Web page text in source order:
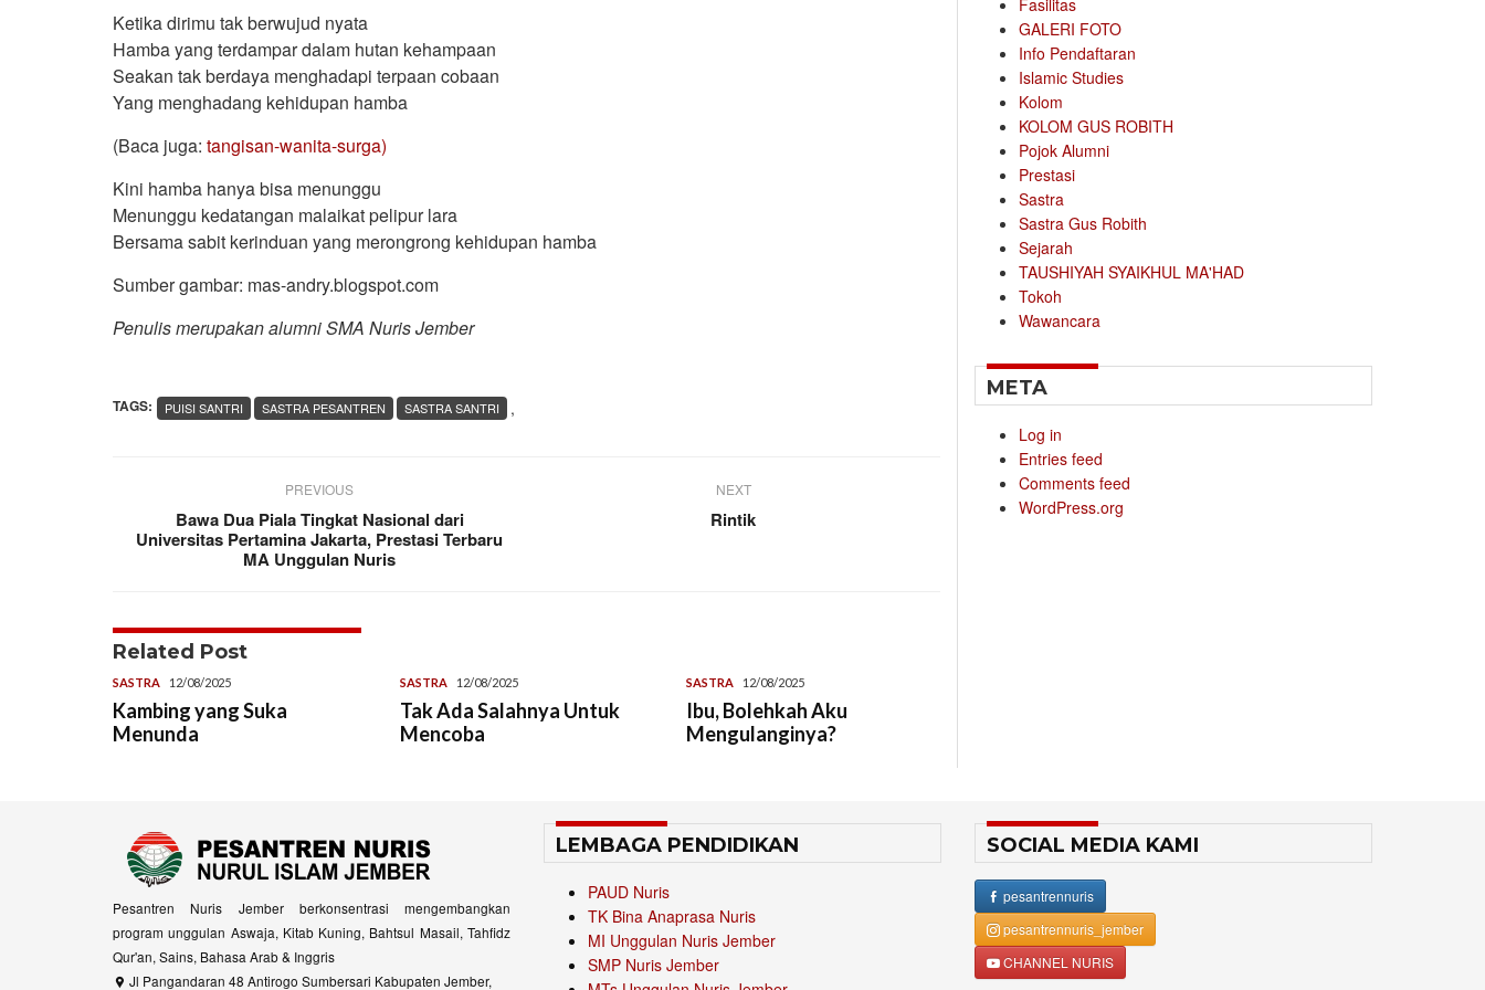
Ketika dirimu tak berwujud nyata
Hamba yang terdampar dalam hutan kehampaan
Seakan tak berdaya menghadapi terpaan cobaan
Yang menghadang kehidupan hamba
(Baca juga: tangisan-wanita-surga)
Kini hamba hanya bisa menunggu
Menunggu kedatangan malaikat pelipur lara
Bersama sabit kerinduan yang merongrong kehidupan hamba
Sumber gambar: mas-andry.blogspot.com
Penulis merupakan alumni SMA Nuris Jember
TAGS: ,
PUISI SANTRI SASTRA PESANTREN SASTRA SANTRI
PREVIOUS
Bawa Dua Piala Tingkat Nasional dari
Universitas Pertamina Jakarta, Prestasi Terbaru
MA Unggulan Nuris
NEXT
Rintik
Related Post
SASTRA 12/08/2025
Kambing yang Suka
Menunda
SASTRA 12/08/2025
Tak Ada Salahnya Untuk
Mencoba
SASTRA 12/08/2025
Ibu, Bolehkah Aku
Mengulanginya?
Fasilitas
GALERI FOTO
Info Pendaftaran
Islamic Studies
Kolom
KOLOM GUS ROBITH
Pojok Alumni
Prestasi
Sastra
Sastra Gus Robith
Sejarah
TAUSHIYAH SYAIKHUL MA'HAD
Tokoh
Wawancara
META
Log in
Entries feed
Comments feed
WordPress.org
Pesantren Nuris Jember berkonsentrasi mengembangkan
program unggulan Aswaja, Kitab Kuning, Bahtsul Masail, Tahfidz
Qur'an, Sains, Bahasa Arab & Inggris
Jl Pangandaran 48 Antirogo Sumbersari Kabupaten Jember,
LEMBAGA PENDIDIKAN
PAUD Nuris
TK Bina Anaprasa Nuris
MI Unggulan Nuris Jember
SMP Nuris Jember
SOCIAL MEDIA KAMI
pesantrennuris
pesantrennuris_jember
CHANNEL NURIS